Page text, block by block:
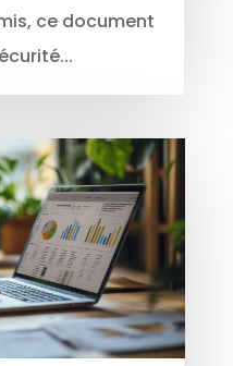
ce document